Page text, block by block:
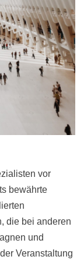
vor
bewährte
die bei anderen
und
Veranstaltung